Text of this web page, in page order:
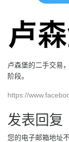
卢森堡的二手交易
阶段。
https://
发表回复
您的电子邮箱地址